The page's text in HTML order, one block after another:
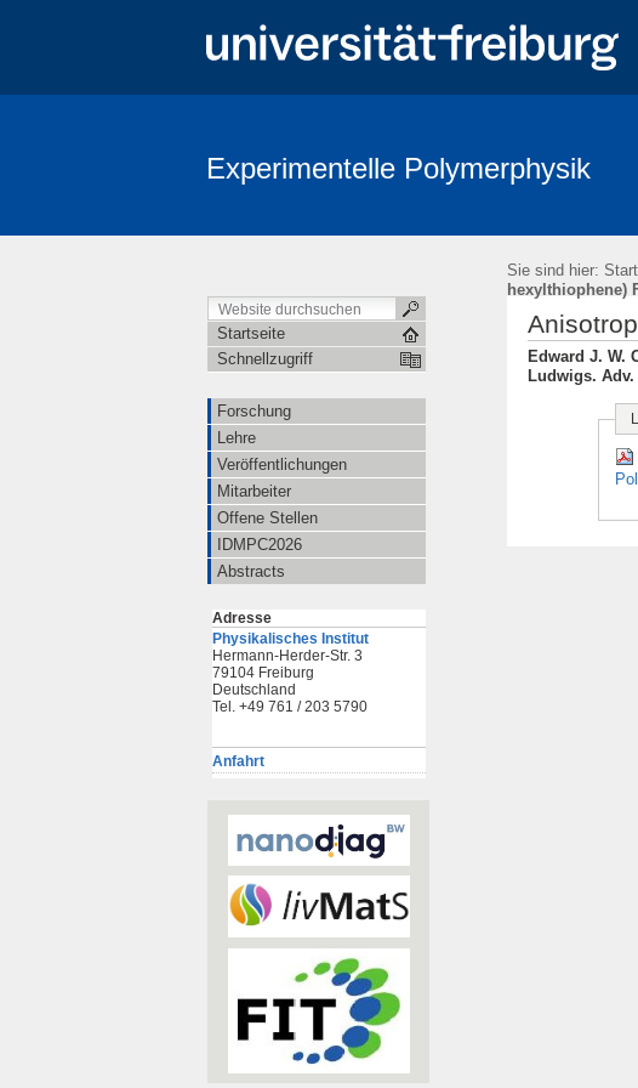
Experimentelle Polymerphysik
Sie sind hier:
hexylthiophene)
Startseite
Schnellzugriff
Forschung
Lehre
Veröffentlichungen
Mitarbeiter
Offene Stellen
IDMPC2026
Abstracts
Adresse
Physikalisches Institut
Hermann-Herder-Str. 3
79104 Freiburg
Deutschland
Tel. +49 761 / 203 5790
Anfahrt
Edward J. W.
Ludwigs. Adv.